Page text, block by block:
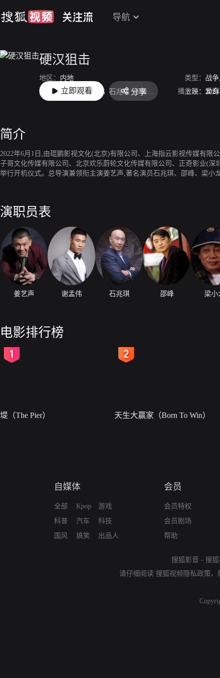
导航
硬汉狙击
地区： 内地 类型： 战
主演： 姜艺声 谢孟伟 石兆琪 邵峰 梁小龙 上映：
立即观看 分享 播放源： 爱
简介
2022年6月1日,由琨鹏影视文化(北京)有限公司、上海指云影视传媒有
子哥文化传媒有限公司、北京欢乐蔚轮文化传媒有限公司、正奇影业(
举行开机仪式。总导演兼领衔主演姜艺声,著名演员石兆琪、邵峰、梁
演职员表
姜艺声 谢孟伟 石兆琪 邵峰 梁小
电影排行榜
堤（The Pier） 天生大赢家（Born To Win）
自媒体
全部
科普
国风
Kpop
汽车
搞笑
游戏
科技
出品人
会员
会员特权
会员剧场
帮助
搜狐影音 - 搜
请仔细阅读 搜狐视频隐私政策、